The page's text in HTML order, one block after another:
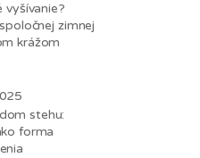
vyšívanie?
zimnej
krážom
stehu:
forma